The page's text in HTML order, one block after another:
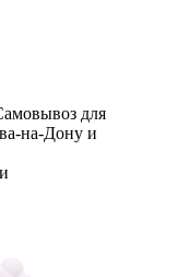
для
на-Дону и